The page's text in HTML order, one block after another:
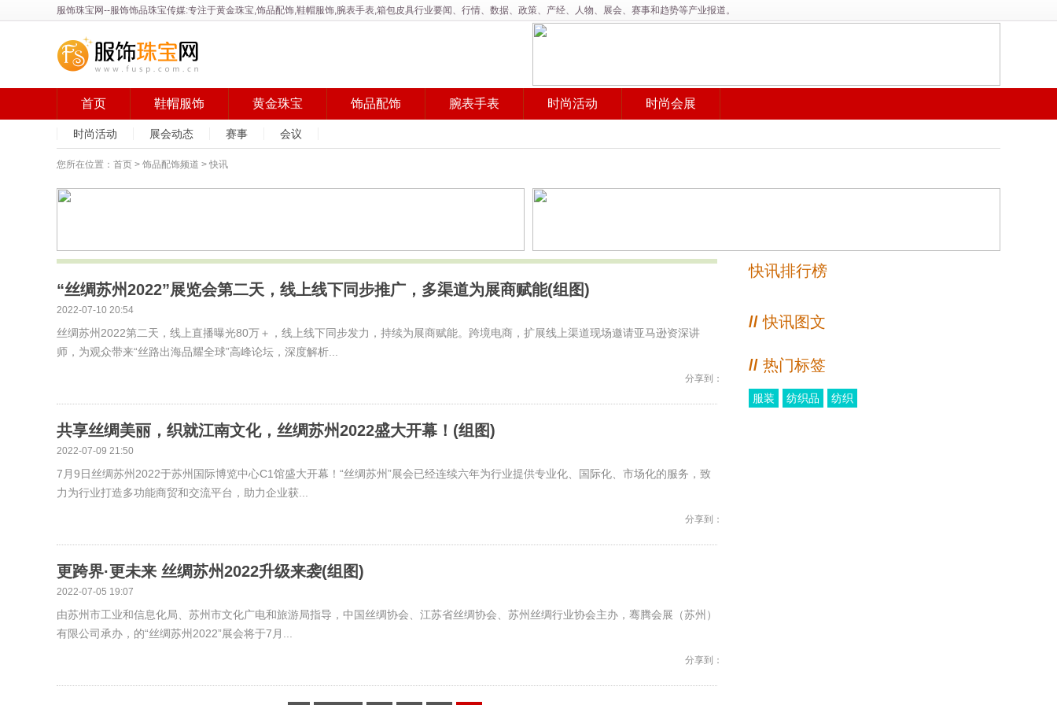
服饰珠宝网--服饰饰品珠宝传媒:专注于黄金珠宝,饰品配饰,鞋帽服饰,腕表手表,箱包皮具行业要闻、行情、数据、政策、产经、人物、展会、赛事和趋势等产业报道。
首页 鞋帽服饰 黄金珠宝 饰品配饰 腕表手表 时尚活动 时尚会展
时尚活动 展会动态 赛事 会议
您所在位置： 首页 > 饰品配饰频道 > 快讯
“丝绸苏州2022”展览会第二天，线上线下同步推广，多渠道为展商赋能(组图)
2022-07-10 20:54
丝绸苏州2022第二天，线上直播曝光80万＋，线上线下同步发力，持续为展商赋能。跨境电商，扩展线上渠道现场邀请亚马逊资深讲
师，为观众带来“丝路出海品耀全球”高峰论坛，深度解析...
分享到：
共享丝绸美丽，织就江南文化，丝绸苏州2022盛大开幕！(组图)
2022-07-09 21:50
7月9日丝绸苏州2022于苏州国际博览中心C1馆盛大开幕！“丝绸苏州”展会已经连续六年为行业提供专业化、国际化、市场化的服务，致
力为行业打造多功能商贸和交流平台，助力企业获...
分享到：
更跨界·更未来 丝绸苏州2022升级来袭(组图)
2022-07-05 19:07
由苏州市工业和信息化局、苏州市文化广电和旅游局指导，中国丝绸协会、江苏省丝绸协会、苏州丝绸行业协会主办，骞腾会展（苏州）
有限公司承办，的“丝绸苏州2022”展会将于7月...
分享到：
快讯排行榜
// 快讯图文
// 热门标签
服装 纺织品 纺织